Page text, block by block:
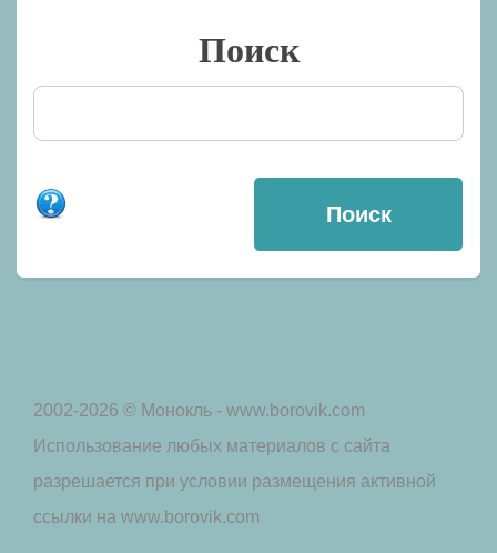
Поиск
2002-2026 © Монокль - www.borovik.com
Использование любых материалов с сайта
разрешается при условии размещения активной
ссылки на www.borovik.com